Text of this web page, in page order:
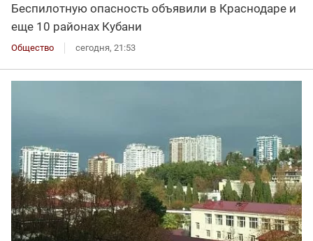
Беспилотную опасность объявили в Краснодаре и
еще 10 районах Кубани
Общество сегодня, 21:53